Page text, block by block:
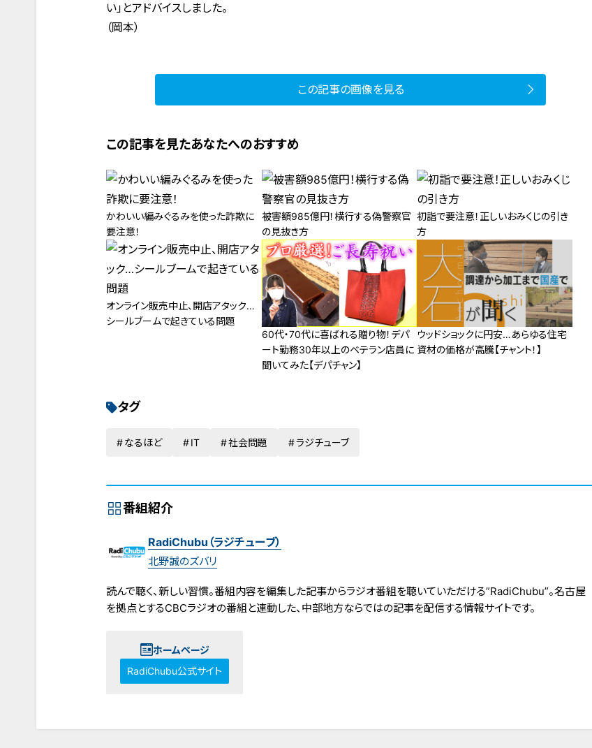
い」とアドバイスしました。
（岡本）
この記事の画像を見る
この記事を見たあなたへのおすすめ
かわいい編みぐるみを使った詐欺に
要注意！
被害額985億円！横行する偽警察官
の見抜き方
初詣で要注意！正しいおみくじの引き
方
オンライン販売中止、開店アタック…
シールブームで起きている問題
60代・70代に喜ばれる贈り物！デパ
ート勤務30年以上のベテラン店員に
聞いてみた【デパチャン】
ウッドショックに円安…あらゆる住宅
資材の価格が高騰【チャント！】
タグ
なるほど IT 社会問題 ラジチューブ
番組紹介
RadiChubu（ラジチューブ）
北野誠のズバリ
読んで聴く、新しい習慣。番組内容を編集した記事からラジオ番組を聴いていただける”RadiChubu”。名古屋
を拠点とするCBCラジオの番組と連動した、中部地方ならではの記事を配信する情報サイトです。
ホームページ
RadiChubu公式サイト